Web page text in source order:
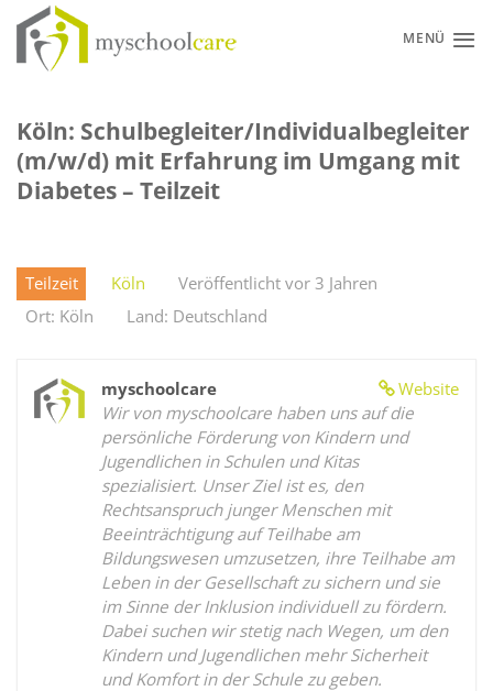
Zum
Inhalt
springen
MENÜ
Köln: Schulbegleiter/Individualbegleiter
(m/w/d) mit Erfahrung im Umgang mit
Diabetes – Teilzeit
Teilzeit Köln
Veröffentlicht vor 3 Jahren
Ort: Köln
Land: Deutschland
Website
myschoolcare
Wir von myschoolcare haben uns auf die
persönliche Förderung von Kindern und
Jugendlichen in Schulen und Kitas
spezialisiert. Unser Ziel ist es, den
Rechtsanspruch junger Menschen mit
Beeinträchtigung auf Teilhabe am
Bildungswesen umzusetzen, ihre Teilhabe am
Leben in der Gesellschaft zu sichern und sie
im Sinne der Inklusion individuell zu fördern.
Dabei suchen wir stetig nach Wegen, um den
Kindern und Jugendlichen mehr Sicherheit
und Komfort in der Schule zu geben.